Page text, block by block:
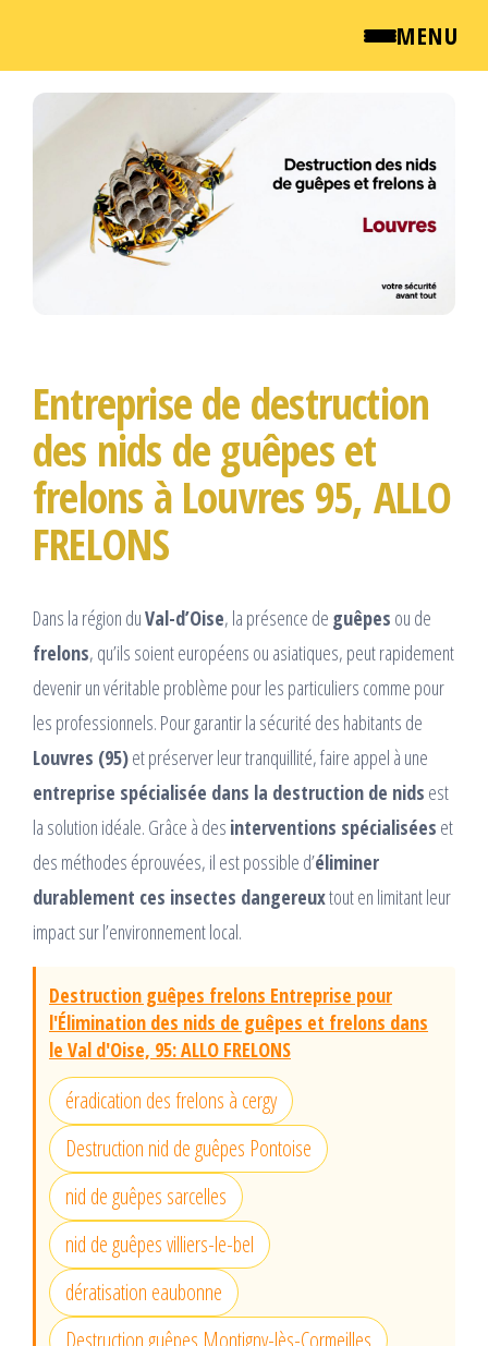
MENU
QUI SOMMES NOUS ?
NEWSROOM
Passer
Entreprise de destruction
des nids de guêpes et
frelons à Louvres 95, ALLO
FRELONS
Dans la région duVal-d’Oise, la présence de guêpes ou de
frelons, qu’ils soient européens ou asiatiques, peut rapidement
devenir un véritable problème pour les particuliers comme pour
les professionnels. Pour garantir la sécurité des habitants de
Louvres (95)et préserver leur tranquillité, faire appel à une
entreprise spécialisée dans la destruction de nids est
la solution idéale. Grâce à des interventions spécialisées et
des méthodes éprouvées, il est possible d’éliminer
durablement ces insectes dangereuxtout en limitant leur
impact sur l’environnement local.
Destruction guêpes frelons Entreprise pour
l'Élimination des nids de guêpes et frelons dans
le Val d'Oise, 95: ALLO FRELONS
éradication des frelons à cergy
Destruction nid de guêpes Pontoise
nid de guêpes sarcelles
nid de guêpes villiers-le-bel
dératisation eaubonne